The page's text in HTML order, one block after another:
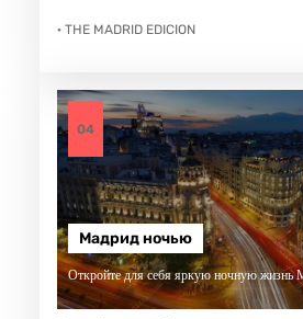
· THE MADRID EDICION
04
Мадрид ночью
Откройте для себя яркую ночную жизнь